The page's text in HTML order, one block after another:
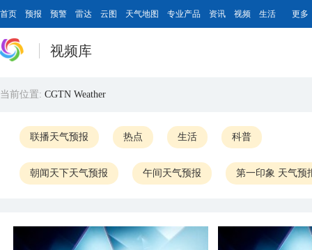
首页 预报 预警 雷达 云图 天气地图 专业产品 资讯 视频 生活 更多
视频库
当前位置: CGTN Weather
联播天气预报 热点 生活 科普
朝闻天下天气预报 午间天气预报 第一印象 天气预